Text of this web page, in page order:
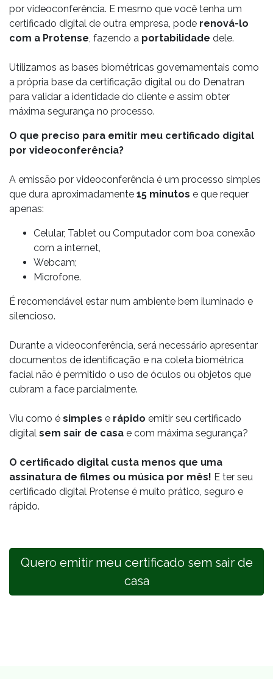
por videoconferência. E mesmo que você tenha um
certificado digital de outra empresa, pode renová-lo
com a Protense, fazendo a portabilidade dele.
Utilizamos as bases biométricas governamentais como
a própria base da certificação digital ou do Denatran
para validar a identidade do cliente e assim obter
máxima segurança no processo.
O que preciso para emitir meu certificado digital
por videoconferência?
A emissão por videoconferência é um processo simples
que dura aproximadamente 15 minutos e que requer
apenas:
Celular, Tablet ou Computador com boa conexão
com a internet,
Webcam;
Microfone.
É recomendável estar num ambiente bem iluminado e
silencioso.
Durante a videoconferência, será necessário apresentar
documentos de identificação e na coleta biométrica
facial não é permitido o uso de óculos ou objetos que
cubram a face parcialmente.
Viu como é simples e rápido emitir seu certificado
digital sem sair de casa e com máxima segurança?
O certificado digital custa menos que uma
assinatura de filmes ou música por mês! E ter seu
certificado digital Protense é muito prático, seguro e
rápido.
Quero emitir meu certificado sem sair de
casa